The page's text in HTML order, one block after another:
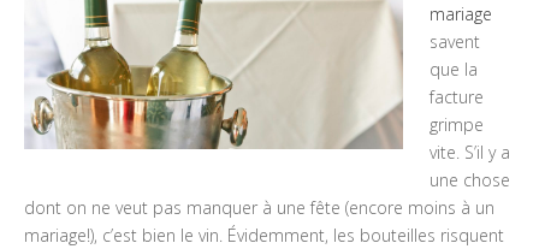
mariage
savent
que la
facture
grimpe
vite. S’il y a
une chose
dont on ne veut pas manquer à une fête (encore moins à un
mariage!), c’est bien le vin. Évidemment, les bouteilles risquent